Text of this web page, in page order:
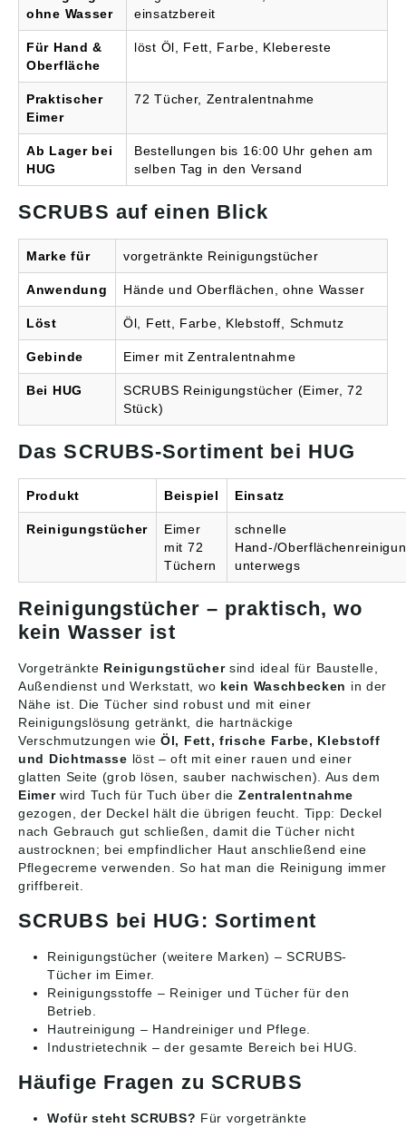
abbaubar. Tuchgröße:
27 x 31 cm Geruch:
Orangenduft
Gebindegröße: 72
ohne Wasser
einsatzbereit
Für Hand &
Oberfläche
löst Öl, Fett, Farbe, Klebereste
Praktischer
Eimer
72 Tücher, Zentralentnahme
Ab Lager bei
HUG
Bestellungen bis 16:00 Uhr gehen am
selben Tag in den Versand
SCRUBS auf einen Blick
Marke für vorgetränkte Reinigungstücher
Anwendung Hände und Oberflächen, ohne Wasser
Löst Öl, Fett, Farbe, Klebstoff, Schmutz
Gebinde Eimer mit Zentralentnahme
Bei HUG
SCRUBS Reinigungstücher (Eimer, 72
Stück)
Das SCRUBS-Sortiment bei HUG
Produkt Beispiel Einsatz
Reinigungstücher
Eimer
mit 72
Tüchern
schnelle
Hand-/
unterwegs
Reinigungstücher – praktisch, wo
kein Wasser ist
Vorgetränkte Reinigungstüchersind ideal für Baustelle,
Außendienst und Werkstatt, wo kein Waschbecken in der
Nähe ist. Die Tücher sind robust und mit einer
Reinigungslösung getränkt, die hartnäckige
Verschmutzungen wie Öl, Fett, frische Farbe, Klebstoff
und Dichtmasse löst – oft mit einer rauen und einer
glatten Seite (grob lösen, sauber nachwischen). Aus dem
Eimerwird Tuch für Tuch über die Zentralentnahme
gezogen, der Deckel hält die übrigen feucht. Tipp: Deckel
nach Gebrauch gut schließen, damit die Tücher nicht
austrocknen; bei empfindlicher Haut anschließend eine
Pflegecreme verwenden. So hat man die Reinigung immer
griffbereit.
SCRUBS bei HUG: Sortiment
Reinigungstücher (weitere Marken) – SCRUBS-
Tücher im Eimer.
Reinigungsstoffe – Reiniger und Tücher für den
Betrieb.
Hautreinigung – Handreiniger und Pflege.
Industrietechnik – der gesamte Bereich bei HUG.
Häufige Fragen zu SCRUBS
Wofür steht SCRUBS? Für vorgetränkte